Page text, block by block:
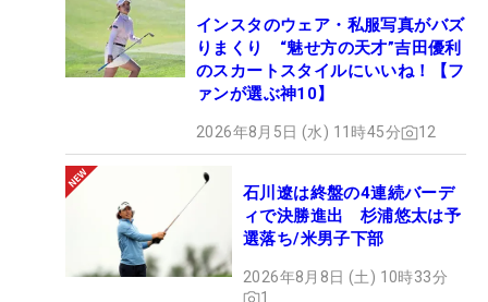
インスタのウェア・私服写真がバズ
りまくり “魅せ方の天才”吉田優利
のスカートスタイルにいいね！【フ
ァンが選ぶ神10】
2026年8月5日 (水) 11時45分 12
石川遼は終盤の4連続バーデ
ィで決勝進出 杉浦悠太は予
選落ち/米男子下部
2026年8月8日 (土) 10時33分
1